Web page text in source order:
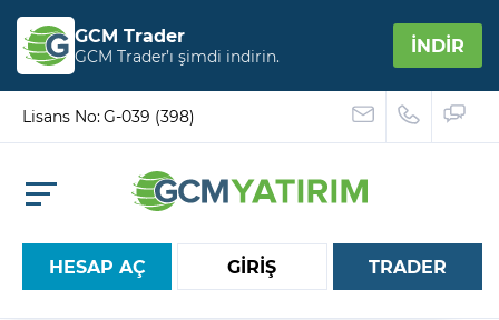
GCM Trader
GCM Trader’ı şimdi indirin. İNDİR
Lisans No: G-039 (398)
HESAP AÇ GİRİŞ TRADER